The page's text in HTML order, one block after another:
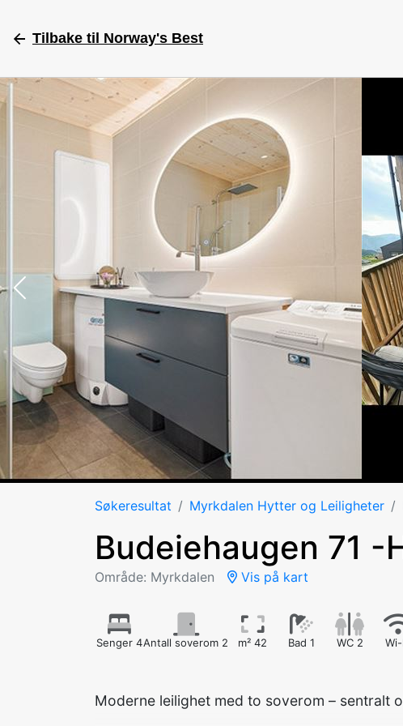
Tilbake til Norway's Best
Søkeresultat Myrkdalen Hytter og Leiligheter
Budeiehaugen 71 -
Område: Myrkdalen Vis på kart
Senger 4Antall soverom 2 m² 42 Bad 1 WC 2
Moderne leilighet med to soverom – sentralt